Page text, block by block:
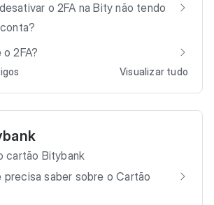
o 2FA na Bity não tendo
2FA?
Visualizar tudo
cartão Bitybank
precisa saber sobre o Cartão